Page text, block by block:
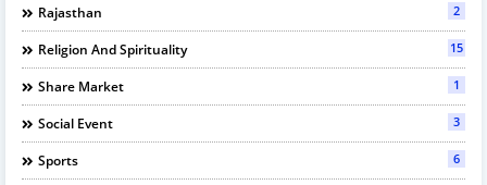
Rajasthan 2
Religion And Spirituality 15
Share Market 1
Social Event 3
Sports 6